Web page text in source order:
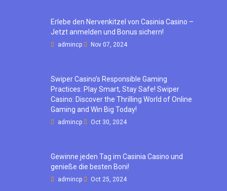
Erlebe den Nervenkitzel von Casinia Casino –
Jetzt anmelden und Bonus sichern!
admincp Nov 07, 2024
Swiper Casino’s Responsible Gaming
Practices: Play Smart, Stay Safe! Swiper
Casino: Discover the Thrilling World of Online
Gaming and Win Big Today!
admincp Oct 30, 2024
Gewinne jeden Tag im Casinia Casino und
genieße die besten Boni!
admincp Oct 25, 2024